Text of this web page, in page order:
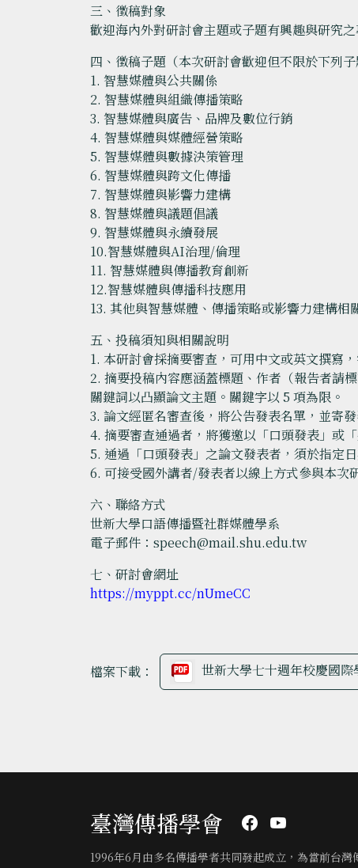
三、徵稿對象
歡迎海內外對研討會主題或子題有興趣與研究
四、徵稿子題（本次研討會歡迎但不限於下列子
1. 智慧媒體與公共關係
2. 智慧媒體與組織傳播策略
3. 智慧媒體與廣告、品牌及數位行銷
4. 智慧媒體與媒體經營策略
5. 智慧媒體與數據決策管理
6. 智慧媒體與跨文化傳播
7. 智慧媒體與影響力建構
8. 智慧媒體與議題倡議
9. 智慧媒體與永續發展
10.智慧媒體與AI治理/倫理
11. 智慧媒體與傳播教育創新
12.智慧媒體與傳播科技應用
13. 其他與智慧媒體、傳播策略或影響力建構相
五、投稿須知與相關說明
1. 本研討會採摘要審查，可用中文或英文撰寫
2. 摘要投稿內容應涵蓋標題、作者（報告者請
關鍵詞以凸顯論文主題。關鍵字以 5 項為限。
3. 論文經匿名審查後，將公告發表名單，並寄
4. 摘要審查通過者，將獲邀以「口頭發表」或
5. 通過「口頭發表」之論文發表者，須於指定
6. 可接受國外講者/發表者以線上方式參與本次
六、聯絡方式
世新大學口語傳播暨社群媒體學系
電子郵件：speech@mail.shu.edu.tw
七、研討會網址
https://myppt.cc/nUmeCC
檔案下載： 世新大學七十週年校慶國際
臺灣傳播學會
1996年6月由多名傳播學者共同發起成立，為當前台